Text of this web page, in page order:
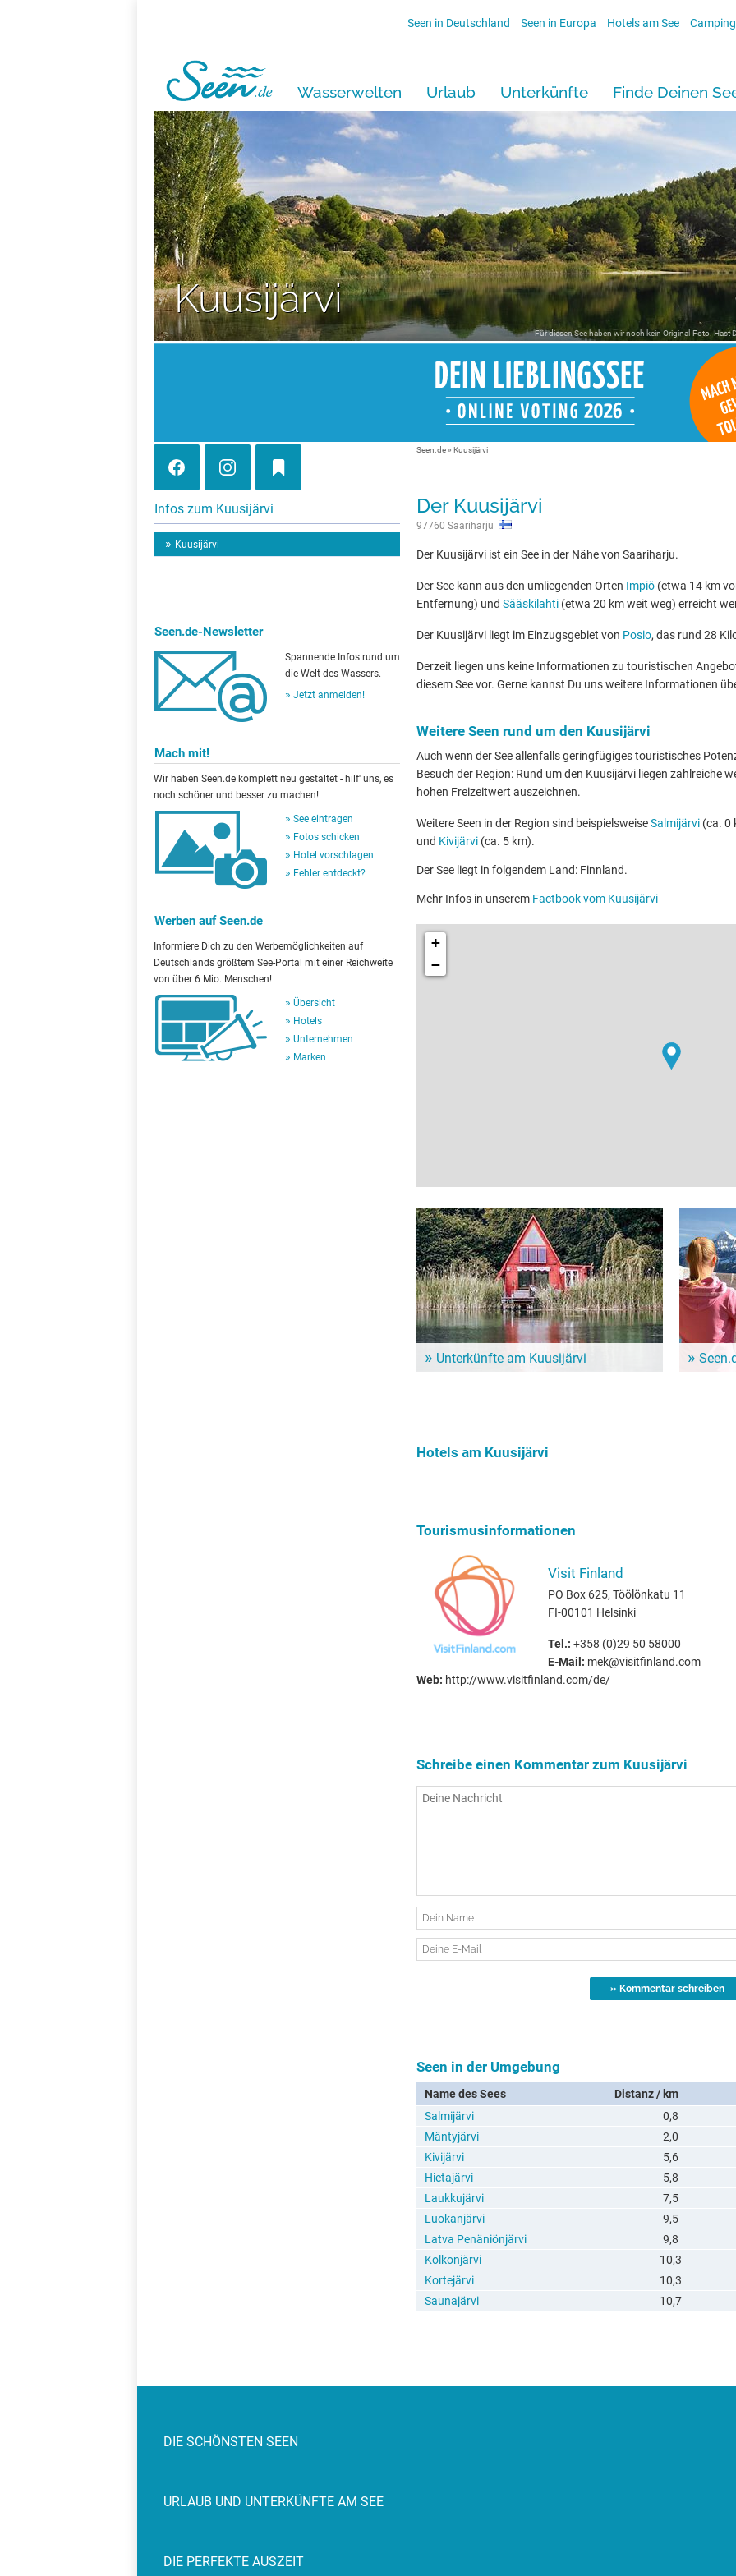
Seen in Deutschland Seen in Europa Hotels am See
Wasserwelten Urlaub Unterkünfte Finde Deinen
Kuusijärvi
Für diesen See haben wir noch kein Original-Foto.
Infos zum Kuusijärvi
Kuusijärvi
Seen.de-Newsletter
Spannende Infos rund um
die Welt des Wassers.
Jetzt anmelden!
Mach mit!
Wir haben Seen.de komplett neu gestaltet - hilf' uns, es
noch schöner und besser zu machen!
See eintragen
Fotos schicken
Hotel vorschlagen
Fehler entdeckt?
Werben auf Seen.de
Informiere Dich zu den Werbemöglichkeiten auf
Deutschlands größtem See-Portal mit einer Reichweite
von über 6 Mio. Menschen!
Übersicht
Hotels
Unternehmen
Marken
Seen.de» Kuusijärvi
Der Kuusijärvi
97760 Saariharju
Der Kuusijärvi ist ein See in der Nähe von Saariharju.
Der See kann aus den umliegenden Orten Impiö (etwa 14 km
Entfernung) und Sääskilahti (etwa 20 km weit weg) erreicht
Der Kuusijärvi liegt im Einzugsgebiet von Posio, das rund 28
Derzeit liegen uns keine Informationen zu touristischen
diesem See vor. Gerne kannst Du uns weitere Informationen
Weitere Seen rund um den Kuusijärvi
Auch wenn der See allenfalls geringfügiges touristisches
Besuch der Region: Rund um den Kuusijärvi liegen zahlreiche
hohen Freizeitwert auszeichnen.
Weitere Seen in der Region sind beispielsweiseSalmijärvi (ca. 0
und Kivijärvi (ca. 5 km).
Der See liegt in folgendem Land: Finnland.
Mehr Infos in unserem Factbook vom Kuusijärvi
+
−
Unterkünfte am Kuusijärvi
Hotels am Kuusijärvi
Tourismusinformationen
Visit Finland
PO Box 625, Töölönkatu 11
FI-00101 Helsinki
Tel.: +358 (0)29 50 58000
E-Mail: mek@visitfinland.com
Web: http://www.visitfinland.com/de/
Schreibe einen Kommentar zum Kuusijärvi
Seen in der Umgebung
Name des Sees
Distanz / km
Salmijärvi
0,8
Mäntyjärvi
2,0
Kivijärvi
5,6
Hietajärvi
5,8
Laukkujärvi
7,5
Luokanjärvi
9,5
Latva Penäniönjärvi
9,8
Kolkonjärvi
10,3
Kortejärvi
10,3
Saunajärvi
10,7
DIE SCHÖNSTEN SEEN
URLAUB UND UNTERKÜNFTE AM SEE
DIE PERFEKTE AUSZEIT